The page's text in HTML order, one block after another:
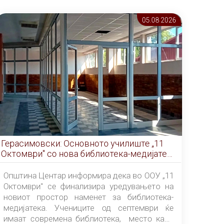
05.08 2026
Герасимовски: Основното училиште „11
Октомври" со нова библиотека-медијатека
од септември
Општина Центар информира дека во ООУ „11
Октомври" се финализира уредувањето на
новиот простор наменет за библиотека-
медијатека. Учениците од септември ќе
имаат современа библиотека, место каде